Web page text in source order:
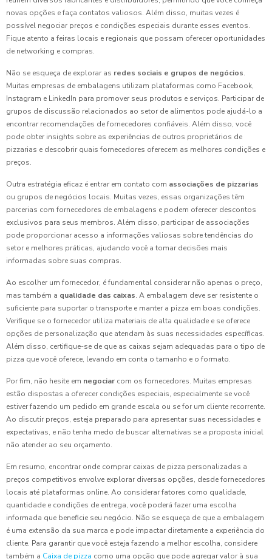
novas opções e faça contatos valiosos. Além disso, muitas vezes é
possível negociar preços e condições especiais durante esses eventos.
Fique atento a feiras locais e regionais que possam oferecer oportunidades
de networking e compras.
Não se esqueça de explorar as redes sociais e grupos de negócios.
Muitas empresas de embalagens utilizam plataformas como Facebook,
Instagram e LinkedIn para promover seus produtos e serviços. Participar de
grupos de discussão relacionados ao setor de alimentos pode ajudá-lo a
encontrar recomendações de fornecedores confiáveis. Além disso, você
pode obter insights sobre as experiências de outros proprietários de
pizzarias e descobrir quais fornecedores oferecem as melhores condições e
preços.
Outra estratégia eficaz é entrar em contato com associações de pizzarias
ou grupos de negócios locais. Muitas vezes, essas organizações têm
parcerias com fornecedores de embalagens e podem oferecer descontos
exclusivos para seus membros. Além disso, participar de associações
pode proporcionar acesso a informações valiosas sobre tendências do
setor e melhores práticas, ajudando você a tomar decisões mais
informadas sobre suas compras.
Ao escolher um fornecedor, é fundamental considerar não apenas o preço,
mas também a qualidade das caixas. A embalagem deve ser resistente o
suficiente para suportar o transporte e manter a pizza em boas condições.
Verifique se o fornecedor utiliza materiais de alta qualidade e se oferece
opções de personalização que atendam às suas necessidades específicas.
Além disso, certifique-se de que as caixas sejam adequadas para o tipo de
pizza que você oferece, levando em conta o tamanho e o formato.
Por fim, não hesite em negociar com os fornecedores. Muitas empresas
estão dispostas a oferecer condições especiais, especialmente se você
estiver fazendo um pedido em grande escala ou se for um cliente recorrente.
Ao discutir preços, esteja preparado para apresentar suas necessidades e
expectativas, e não tenha medo de buscar alternativas se a proposta inicial
não atender ao seu orçamento.
Em resumo, encontrar onde comprar caixas de pizza personalizadas a
preços competitivos envolve explorar diversas opções, desde fornecedores
locais até plataformas online. Ao considerar fatores como qualidade,
quantidade e condições de entrega, você poderá fazer uma escolha
informada que beneficie seu negócio. Não se esqueça de que a embalagem
é uma extensão da sua marca e pode impactar diretamente a experiência do
cliente. Para garantir que você esteja fazendo a melhor escolha, considere
também a Caixa de pizza como uma opção que pode agregar valor à sua